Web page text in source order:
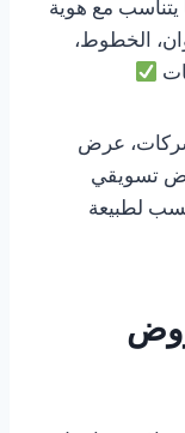
مع هوية
الخطوط،
عرض
تسويقي
لطبيعة